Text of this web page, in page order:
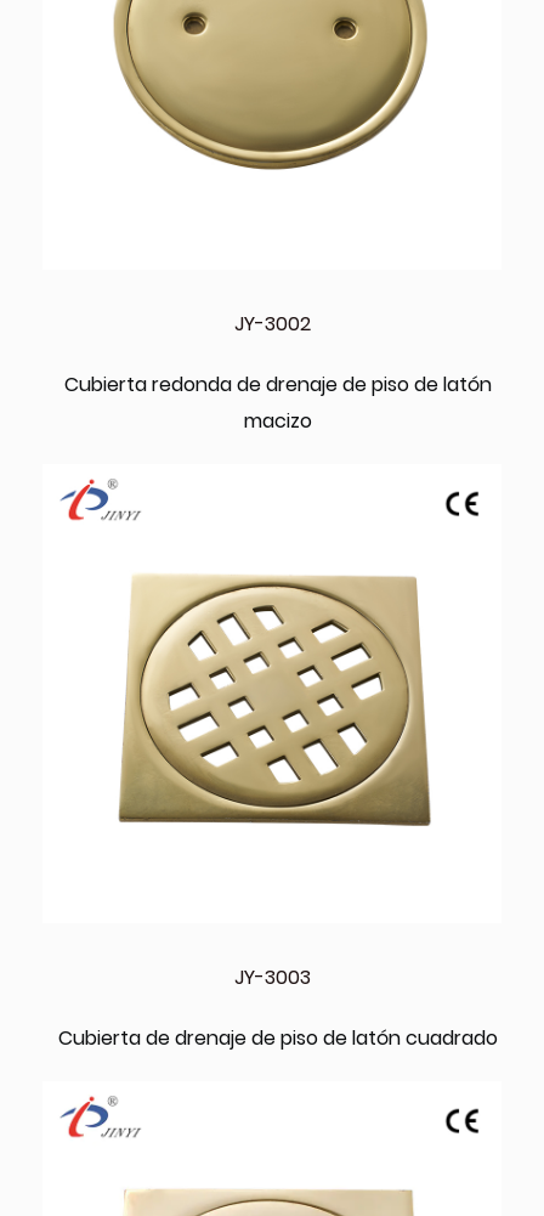
JY-3002
Cubierta redonda de drenaje de piso de latón
macizo
JY-3003
Cubierta de drenaje de piso de latón cuadrado